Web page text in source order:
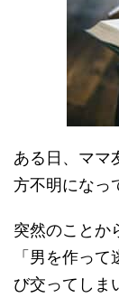
ある日、ママ
方不明になっ
突然のことか
「男を作っ
び交ってしま